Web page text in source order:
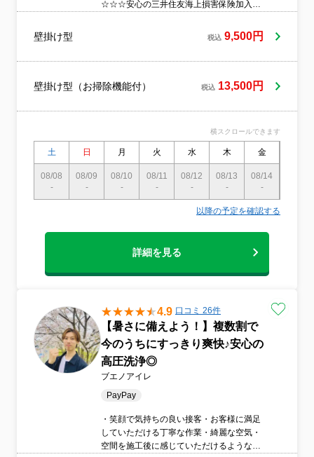
☆☆☆安心の三井住友海上損害保険加入☆
さい※※※駐車スペースが無い場合、大変
恐縮ですがコインパーキング代はお客様の
場合は品番を教えて頂ければこちらで確認
壁掛け型 税込 9,500円
壁掛け型（お掃除機能付） 税込 13,500円
横スクロールできます
土 日 月 火 水 木 金
08/08
-
08/09
-
08/10
-
08/11
-
08/12
-
08/13
-
08/14
-
以降の予定を確認する
詳細を見る
4.9 口コミ 26件
【暑さに備えよう！】複数割で
今のうちにすっきり爽快♪︎安心の
高圧洗浄◎
ブエノアイレ
PayPay
・笑顔で気持ちの良い接客・お客様に満足
していただける丁寧な作業・綺麗な空気・
空間を施工後に感じていただけるような作